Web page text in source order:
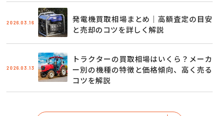
2026.03.16
発電機買取相場まとめ｜高額査定の目安
と売却のコツを詳しく解説
2026.03.13
トラクターの買取相場はいくら？メーカ
ー別の機種の特徴と価格傾向、高く売る
コツを解説